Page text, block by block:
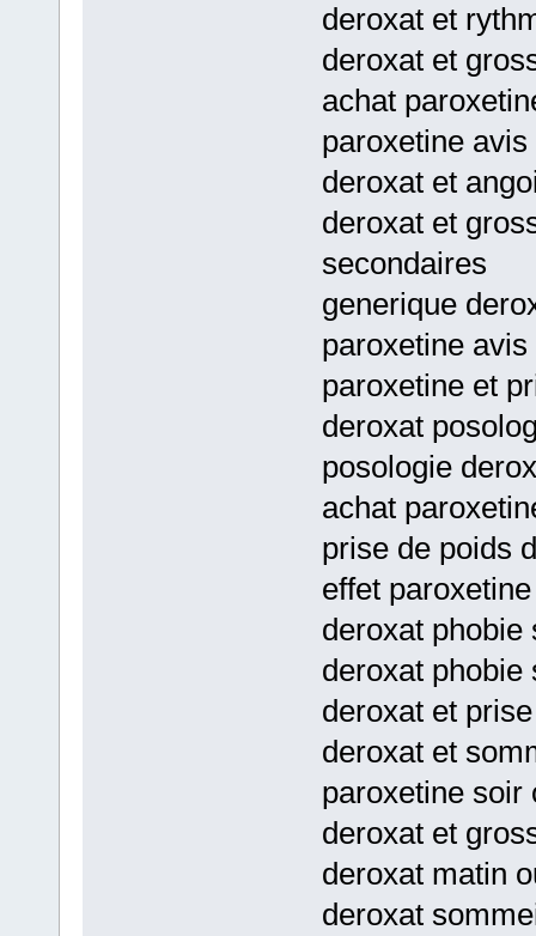
deroxat et
deroxat et
achat
paroxetine
deroxat et
deroxat et
secondaires
generique
paroxetine
paroxetine et
deroxat
posologie
achat
prise de poids
effet
deroxat phobie
deroxat phobie
deroxat et
deroxat et
paroxetine soir
deroxat et
deroxat matin
deroxat